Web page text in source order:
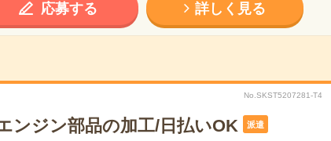
応募する 詳しく見る
No.SKST5207281-T4
ンジン部品の加工/日払いOK 派遣